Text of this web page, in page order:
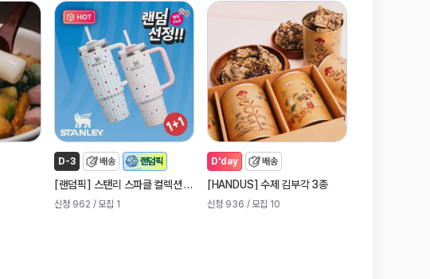
새
로
나
온
캠
페
인
D-3 배송 랜덤픽
[랜덤픽 ] 스탠리 스파클 컬렉션 - 퀜처 H2.0 플로우 스테이트 텀블러 887ml
신청 962 / 모집 1
D'day 배송
[HANDUS] 수제 김부각 3종
신청 936 / 모집 10